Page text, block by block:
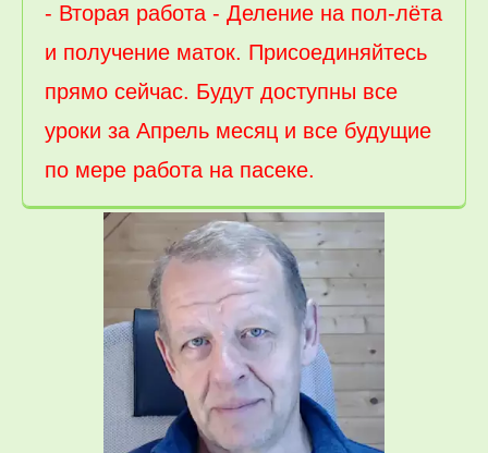
- Вторая работа - Деление на пол-лёта
и получение маток. Присоединяйтесь
прямо сейчас. Будут доступны все
уроки за Апрель месяц и все будущие
по мере работа на пасеке.